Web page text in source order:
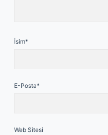
İsim*
E-Posta*
Web Sitesi